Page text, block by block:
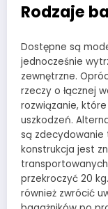
Rodzaje
Dostępne są
jednocześnie
zewnętrzne.
rzeczy o łącznej
rozwiązanie,
uszkodzeń.
są zdecydowanie
konstrukcja jest
przekroczyć 20
również zwrócić